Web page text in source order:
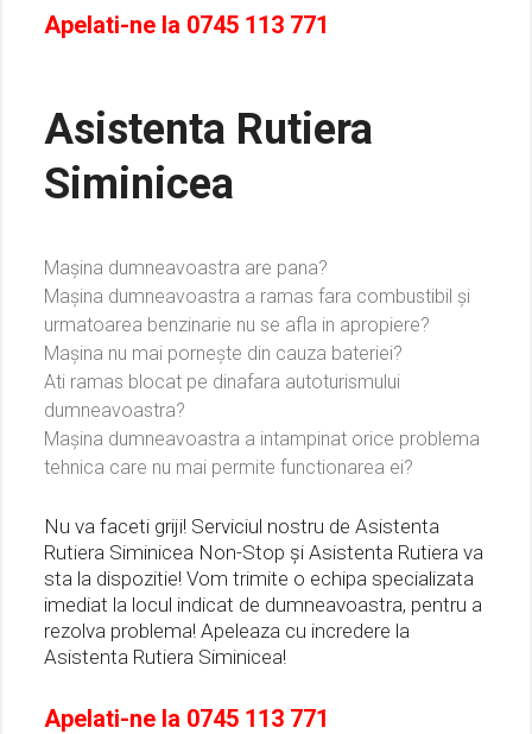
Apelati-ne la 0745 113 771
Asistenta Rutiera
Siminicea
Mașina dumneavoastra are pana?
Mașina dumneavoastra a ramas fara combustibil și
urmatoarea benzinarie nu se afla in apropiere?
Mașina nu mai pornește din cauza bateriei?
Ati ramas blocat pe dinafara autoturismului
dumneavoastra?
Mașina dumneavoastra a intampinat orice problema
tehnica care nu mai permite functionarea ei?
Nu va faceti griji! Serviciul nostru de Asistenta
Rutiera Siminicea Non-Stop și Asistenta Rutiera va
sta la dispozitie! Vom trimite o echipa specializata
imediat la locul indicat de dumneavoastra, pentru a
rezolva problema! Apeleaza cu incredere la
Asistenta Rutiera Siminicea!
Apelati-ne la 0745 113 771